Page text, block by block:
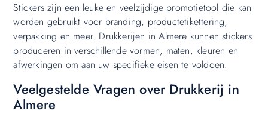
Stickers zijn een leuke en veelzijdige promotietool die kan
worden gebruikt voor branding, productetikettering,
verpakking en meer. Drukkerijen in Almere kunnen stickers
produceren in verschillende vormen, maten, kleuren en
afwerkingen om aan uw specifieke eisen te voldoen.
Veelgestelde Vragen over Drukkerij in
Almere